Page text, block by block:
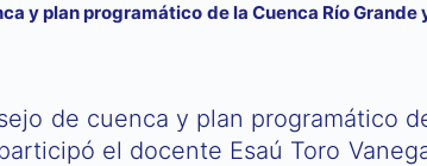
y plan programático de la Cuenca Río Grande
de cuenca y plan programático
el docente Esaú Toro